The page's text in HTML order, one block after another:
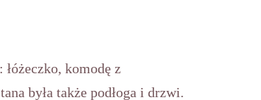
komodę z
była także podłoga i drzwi.